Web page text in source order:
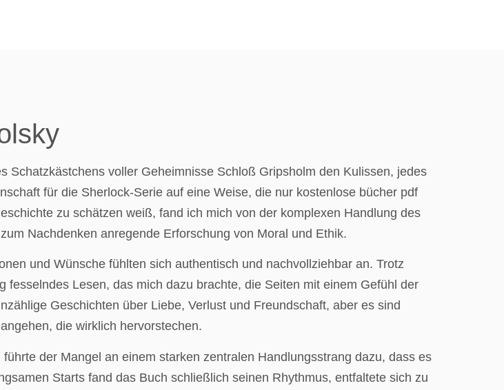
Schatzkästchens voller Geheimnisse Schloß Gripsholm den Kulissen, jedes
für die Sherlock-Serie auf eine Weise, die nur kostenlose bücher pdf
zu schätzen weiß, fand ich mich von der komplexen Handlung des
Nachdenken anregende Erforschung von Moral und Ethik.
und Wünsche fühlten sich authentisch und nachvollziehbar an. Trotz
Lesen, das mich dazu brachte, die Seiten mit einem Gefühl der
Geschichten über Liebe, Verlust und Freundschaft, aber es sind
die wirklich hervorstechen.
der Mangel an einem starken zentralen Handlungsstrang dazu, dass es
Starts fand das Buch schließlich seinen Rhythmus, entfaltete sich zu